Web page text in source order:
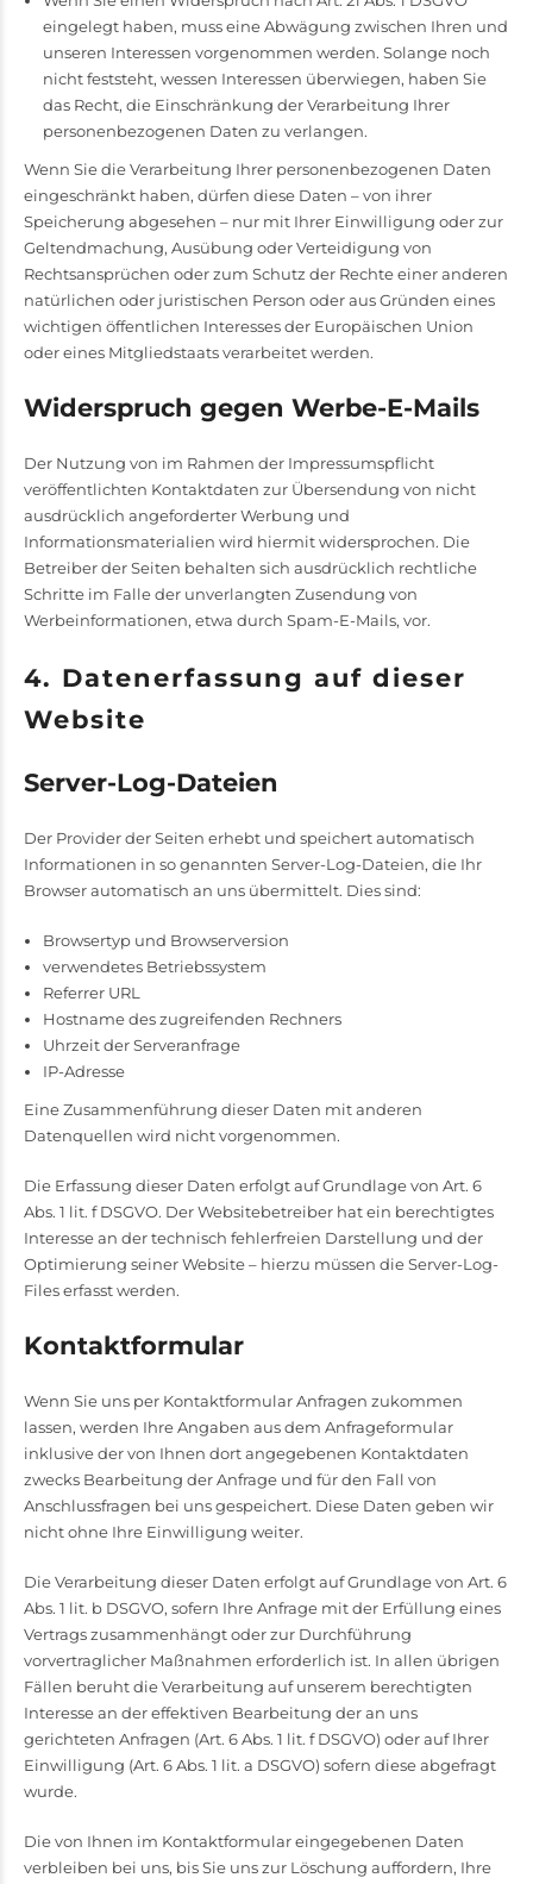
eingelegt haben, muss eine Abwägung zwischen Ihren und
unseren Interessen vorgenommen werden. Solange noch
nicht feststeht, wessen Interessen überwiegen, haben Sie
das Recht, die Einschränkung der Verarbeitung Ihrer
personenbezogenen Daten zu verlangen.
Wenn Sie die Verarbeitung Ihrer personenbezogenen Daten
eingeschränkt haben, dürfen diese Daten – von ihrer
Speicherung abgesehen – nur mit Ihrer Einwilligung oder zur
Geltendmachung, Ausübung oder Verteidigung von
Rechtsansprüchen oder zum Schutz der Rechte einer anderen
natürlichen oder juristischen Person oder aus Gründen eines
wichtigen öffentlichen Interesses der Europäischen Union
oder eines Mitgliedstaats verarbeitet werden.
Widerspruch gegen Werbe-E-Mails
Der Nutzung von im Rahmen der Impressumspflicht
veröffentlichten Kontaktdaten zur Übersendung von nicht
ausdrücklich angeforderter Werbung und
Informationsmaterialien wird hiermit widersprochen. Die
Betreiber der Seiten behalten sich ausdrücklich rechtliche
Schritte im Falle der unverlangten Zusendung von
Werbeinformationen, etwa durch Spam-E-Mails, vor.
4. Datenerfassung auf dieser
Website
Server-Log-Dateien
Der Provider der Seiten erhebt und speichert automatisch
Informationen in so genannten Server-Log-Dateien, die Ihr
Browser automatisch an uns übermittelt. Dies sind:
Browsertyp und Browserversion
verwendetes Betriebssystem
Referrer URL
Hostname des zugreifenden Rechners
Uhrzeit der Serveranfrage
IP-Adresse
Eine Zusammenführung dieser Daten mit anderen
Datenquellen wird nicht vorgenommen.
Die Erfassung dieser Daten erfolgt auf Grundlage von Art. 6
Abs. 1 lit. f DSGVO. Der Websitebetreiber hat ein berechtigtes
Interesse an der technisch fehlerfreien Darstellung und der
Optimierung seiner Website – hierzu müssen die Server-Log-
Files erfasst werden.
Kontaktformular
Wenn Sie uns per Kontaktformular Anfragen zukommen
lassen, werden Ihre Angaben aus dem Anfrageformular
inklusive der von Ihnen dort angegebenen Kontaktdaten
zwecks Bearbeitung der Anfrage und für den Fall von
Anschlussfragen bei uns gespeichert. Diese Daten geben wir
nicht ohne Ihre Einwilligung weiter.
Die Verarbeitung dieser Daten erfolgt auf Grundlage von Art. 6
Abs. 1 lit. b DSGVO, sofern Ihre Anfrage mit der Erfüllung eines
Vertrags zusammenhängt oder zur Durchführung
vorvertraglicher Maßnahmen erforderlich ist. In allen übrigen
Fällen beruht die Verarbeitung auf unserem berechtigten
Interesse an der effektiven Bearbeitung der an uns
gerichteten Anfragen (Art. 6 Abs. 1 lit. f DSGVO) oder auf Ihrer
Einwilligung (Art. 6 Abs. 1 lit. a DSGVO) sofern diese abgefragt
wurde.
Die von Ihnen im Kontaktformular eingegebenen Daten
verbleiben bei uns, bis Sie uns zur Löschung auffordern, Ihre